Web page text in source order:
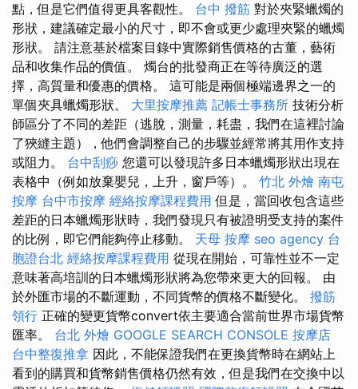
點，但是它們值得更具客觀性。 台中 撥筋 對於夾緊蠟燭的
形狀，建議確定最小的尺寸，即不會或更少處理夾緊的蠟燭
形狀。 請注意基於檔案目錄中實際銷售價格的古董，藝術
品和收集作品的價值。 燭台的批發商正在等待廣泛的選
擇，高質量和優惠的價格。 這可能是兩個極端邊界之一的
單個夾具蠟燭形狀。 大里按摩推薦 記帳士事務所 技術分析
師區分了不同的差距（逃脫，測量，耗盡，我們在這裡討論
了狹縫主題），他們會調整自己的步驟並經常將其用作支持
或阻力。 台中刮痧 您還可以發現許多日本蠟燭形狀出現在
表格中（例如放棄嬰兒，上升，窗戶等）。 竹北 外燴 南屯
按摩 台中市按摩 經絡按摩課程費用 但是，當回收包含這些
差距的日本蠟燭形狀時，我們發現只有被證明受支持的案件
的比例，即它們能夠停止移動。 天母 按摩 seo agency 台
胞證台北 經絡按摩課程費用 從現在開始，可靠性並不一定
意味著高培訓的日本蠟燭形狀將為您帶來更大的回報。 由
於外匯市場的不斷運動，不同貨幣的價格不斷變化。 撥筋
領行 正確的變更貨幣convert依主要適合當前世界市場貨幣
匯率。 台北 外燴 GOOGLE SEARCH CONSOLE 按摩店
台中整復推拿 因此，不能保證我們在更換貨幣時在網站上
看到的購買和貨幣銷售價格仍然有效，但是我們在交換中以